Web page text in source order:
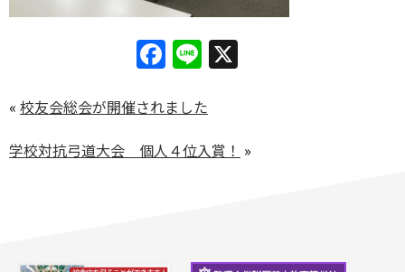
Facebook
Line
« 校友会総会が開催されました
学校対抗弓道大会 個人４位入賞！ »